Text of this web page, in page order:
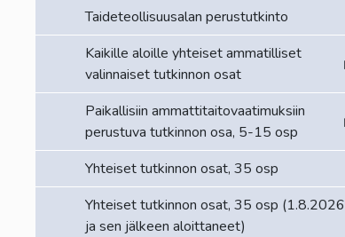
Taideteollisuusalan perustutkinto
Kaikille aloille yhteiset ammatilliset
valinnaiset tutkinnon osat
Paikallisiin ammattitaitovaatimuksiin
perustuva tutkinnon osa, 5-15 osp
Yhteiset tutkinnon osat, 35 osp
Yhteiset tutkinnon osat, 35 osp (1.8.2026
ja sen jälkeen aloittaneet)